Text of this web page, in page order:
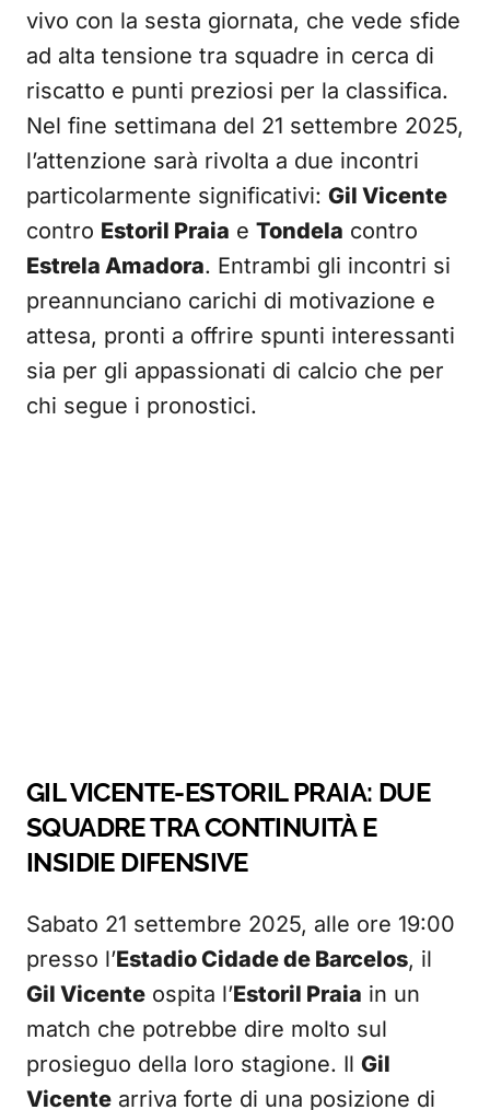
vivo con la sesta giornata, che vede sfide
ad alta tensione tra squadre in cerca di
riscatto e punti preziosi per la classifica.
Nel fine settimana del 21 settembre 2025,
l’attenzione sarà rivolta a due incontri
particolarmente significativi: Gil Vicente
contro Estoril Praia e Tondela contro
Estrela Amadora. Entrambi gli incontri si
preannunciano carichi di motivazione e
attesa, pronti a offrire spunti interessanti
sia per gli appassionati di calcio che per
chi segue i pronostici.
GIL VICENTE-ESTORIL PRAIA: DUE
SQUADRE TRA CONTINUITÀ E
INSIDIE DIFENSIVE
Sabato 21 settembre 2025, alle ore 19:00
presso l’Estadio Cidade de Barcelos, il
Gil Vicente ospita l’Estoril Praia in un
match che potrebbe dire molto sul
prosieguo della loro stagione. Il Gil
Vicente arriva forte di una posizione di